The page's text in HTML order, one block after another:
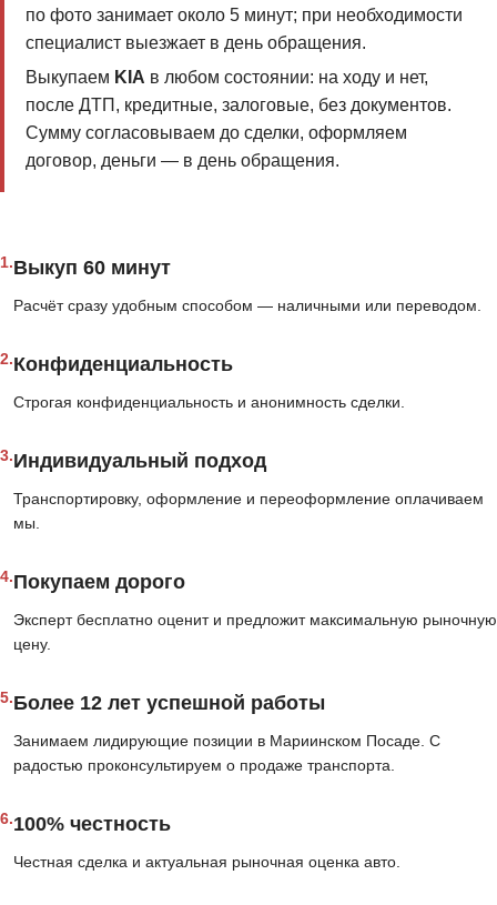
по фото занимает около 5 минут; при необходимости
специалист выезжает в день обращения.
Выкупаем KIA в любом состоянии: на ходу и нет,
после ДТП, кредитные, залоговые, без документов.
Сумму согласовываем до сделки, оформляем
договор, деньги — в день обращения.
1.Выкуп 60 минут
Расчёт сразу удобным способом — наличными или переводом.
2.Конфиденциальность
Строгая конфиденциальность и анонимность сделки.
3.Индивидуальный подход
Транспортировку, оформление и переоформление оплачиваем
мы.
4.Покупаем дорого
Эксперт бесплатно оценит и предложит максимальную рыночную
цену.
5.Более 12 лет успешной работы
Занимаем лидирующие позиции в Мариинском Посаде. С
радостью проконсультируем о продаже транспорта.
6.100% честность
Честная сделка и актуальная рыночная оценка авто.